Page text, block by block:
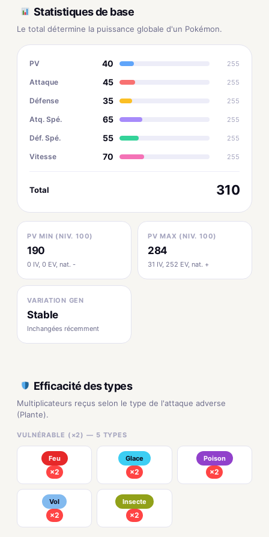
Statistiques de base
Le total détermine la puissance globale d'un Pokémon.
PV 40 255
Attaque 45 255
Défense 35 255
Atq. Spé. 65 255
Déf. Spé. 55 255
Vitesse 70 255
Total 310
PV MIN (NIV. 100)
190
0 IV, 0 EV, nat. -
PV MAX (NIV. 100)
284
31 IV, 252 EV, nat. +
VARIATION GEN
Stable
Inchangées récemment
Efficacité des types
Multiplicateurs reçus selon le type de l'attaque adverse
(Plante).
VULNÉRABLE (×2) — 5 TYPES
Feu
×2
Glace
×2
Poison
×2
Vol
×2
Insecte
×2